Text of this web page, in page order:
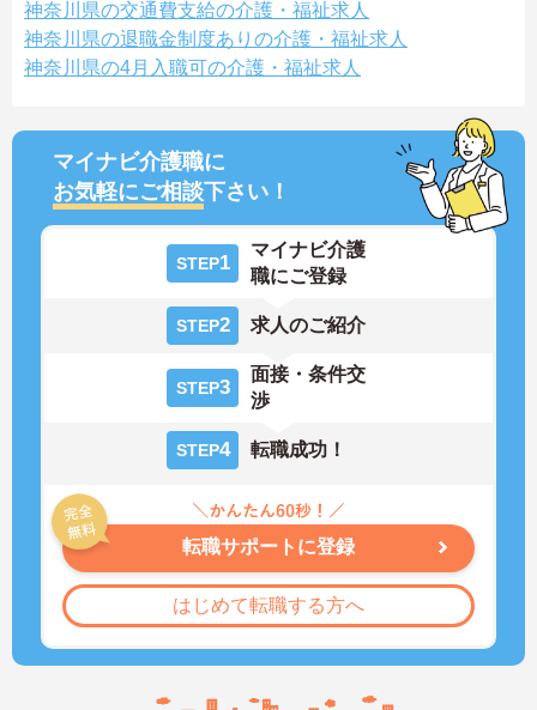
神奈川県の交通費支給の介護・福祉求人
神奈川県の退職金制度ありの介護・福祉求人
神奈川県の4月入職可の介護・福祉求人
マイナビ介護職に
お気軽にご相談下さい！
STEP1
マイナビ介護
職にご登録
STEP2 求人のご紹介
STEP3
面接・条件交
渉
STEP4 転職成功！
転職サポートに登録
はじめて転職する方へ